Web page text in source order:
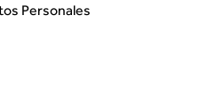
Personales